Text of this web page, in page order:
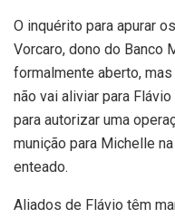
O inquérito para apurar
Vorcaro, dono do Banco
formalmente aberto,
não vai aliviar para
para autorizar uma
munição para Michelle
enteado.
Aliados de Flávio têm